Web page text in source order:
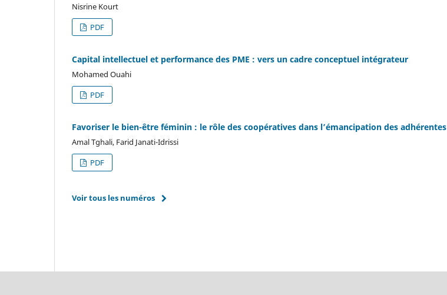
Nisrine Kourt
PDF
Capital intellectuel et performance des PME : vers un cadre conceptuel intégrateur
Mohamed Ouahi
PDF
Favoriser le bien-être féminin : le rôle des coopératives dans l’émancipation des adhérentes
Amal Tghali, Farid Janati-Idrissi
PDF
Voir tous les numéros